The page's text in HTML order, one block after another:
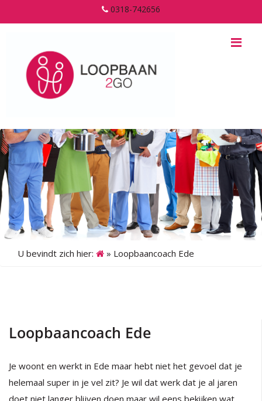
0318-742656
U bevindt zich hier: » Loopbaancoach Ede
Loopbaancoach Ede
Je woont en werkt in Ede maar hebt niet het gevoel dat je
helemaal super in je vel zit? Je wil dat werk dat je al jaren
doet niet langer blijven doen maar wil eens bekijken wat